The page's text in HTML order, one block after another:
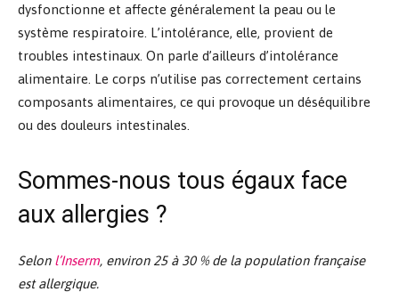
dysfonctionne et affecte généralement la peau ou le
système respiratoire. L’intolérance, elle, provient de
troubles intestinaux. On parle d’ailleurs d’intolérance
alimentaire. Le corps n’utilise pas correctement certains
composants alimentaires, ce qui provoque un déséquilibre
ou des douleurs intestinales.
Sommes-nous tous égaux face
aux allergies ?
Selonl’Inserm, environ 25 à 30 % de la population française
est allergique.